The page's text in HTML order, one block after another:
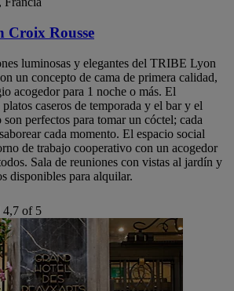
Rousse
luminosas y elegantes del TRIBE Lyon
un concepto de cama de primera calidad,
acogedor para 1 noche o más. El
caseros de temporada y el bar y el
son perfectos para tomar un cóctel; cada
cada momento. El espacio social
de trabajo cooperativo con un acogedor
Sala de reuniones con vistas al jardín y
disponibles para alquilar.
4,7 of 5